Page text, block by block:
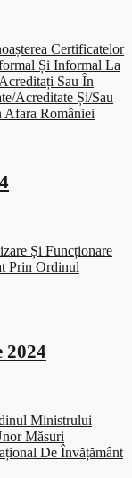
Certificatelor
Și Informal La
Sau În
acreditate Și/sau
României
Și Funcționare
Prin Ordinul
2024
Ministrului
Măsuri
De Învățământ